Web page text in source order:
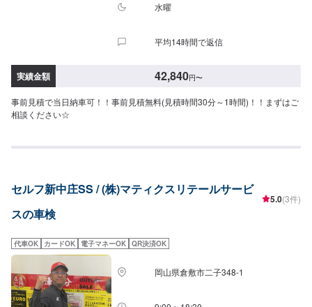
水曜
平均14時間で返信
実績金額 42,840円〜
事前見積で当日納車可！！事前見積無料(見積時間30分～1時間)！！まずはご
相談ください☆
セルフ新中庄SS / (株)マティクスリテールサービ
スの車検
5.0(3件)
代車OK カードOK 電子マネーOK QR決済OK
岡山県倉敷市二子348-1